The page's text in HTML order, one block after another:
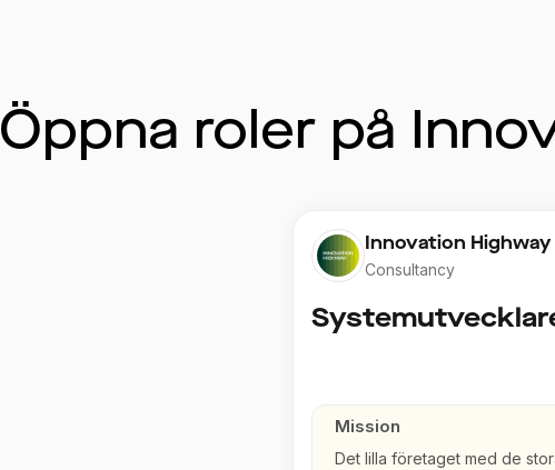
Öppna roler på
Innovation Highway
Consultancy
Mission
Det lilla företaget med de